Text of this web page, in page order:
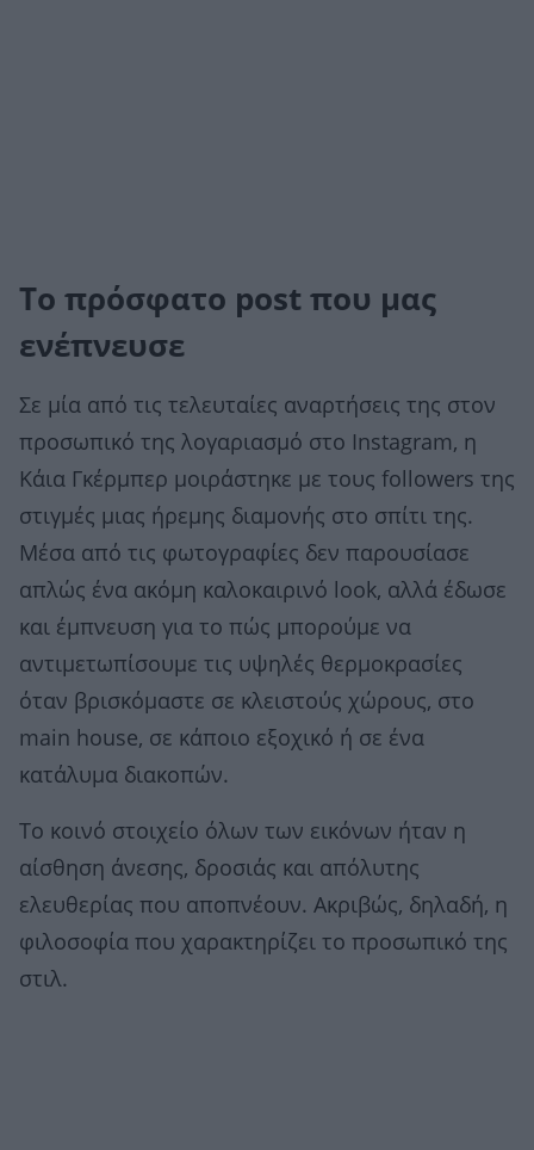
Το πρόσφατο post που μας
ενέπνευσε
Σε μία από τις τελευταίες αναρτήσεις της στον
προσωπικό της λογαριασμό στο Instagram, η
Κάια Γκέρμπερ μοιράστηκε με τους followers της
στιγμές μιας ήρεμης διαμονής στο σπίτι της.
Μέσα από τις φωτογραφίες δεν παρουσίασε
απλώς ένα ακόμη καλοκαιρινό look, αλλά έδωσε
και έμπνευση για το πώς μπορούμε να
αντιμετωπίσουμε τις υψηλές θερμοκρασίες
όταν βρισκόμαστε σε κλειστούς χώρους, στο
main house, σε κάποιο εξοχικό ή σε ένα
κατάλυμα διακοπών.
Το κοινό στοιχείο όλων των εικόνων ήταν η
αίσθηση άνεσης, δροσιάς και απόλυτης
ελευθερίας που αποπνέουν. Ακριβώς, δηλαδή, η
φιλοσοφία που χαρακτηρίζει το προσωπικό της
στιλ.